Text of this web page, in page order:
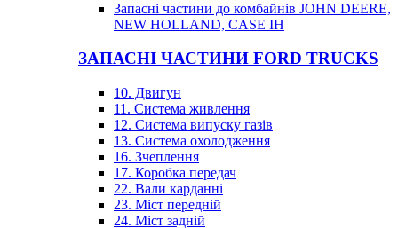
Запасні частини до комбайнів JOHN DEERE,
NEW HOLLAND, CASE IH
ЗАПАСНІ ЧАСТИНИ FORD TRUCKS
10. Двигун
11. Система живлення
12. Система випуску газів
13. Система охолодження
16. Зчеплення
17. Коробка передач
22. Вали карданні
23. Міст передній
24. Міст задній